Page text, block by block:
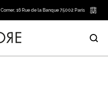
Corner, 16 Rue de la Banque 75002 Paris